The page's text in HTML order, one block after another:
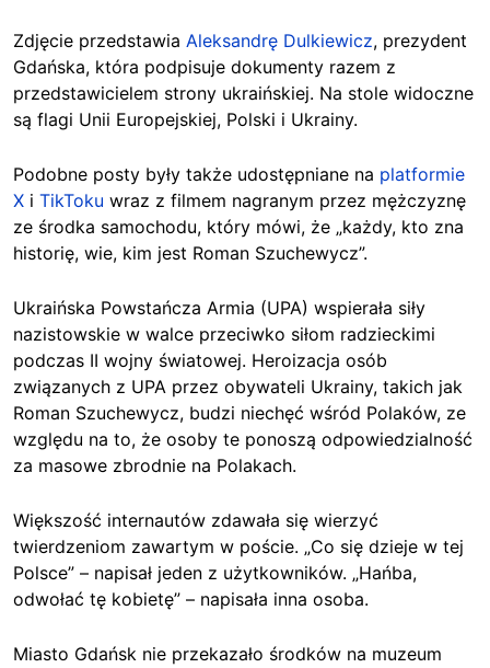
Zdjęcie przedstawia Aleksandrę Dulkiewicz, prezydent
Gdańska, która podpisuje dokumenty razem z
przedstawicielem strony ukraińskiej. Na stole widoczne
są flagi Unii Europejskiej, Polski i Ukrainy.
Podobne posty były także udostępniane na platformie
X i TikToku wraz z filmem nagranym przez mężczyznę
ze środka samochodu, który mówi, że „każdy, kto zna
historię, wie, kim jest Roman Szuchewycz”.
Ukraińska Powstańcza Armia (UPA) wspierała siły
nazistowskie w walce przeciwko siłom radzieckimi
podczas II wojny światowej. Heroizacja osób
związanych z UPA przez obywateli Ukrainy, takich jak
Roman Szuchewycz, budzi niechęć wśród Polaków, ze
względu na to, że osoby te ponoszą odpowiedzialność
za masowe zbrodnie na Polakach.
Większość internautów zdawała się wierzyć
twierdzeniom zawartym w poście. „Co się dzieje w tej
Polsce” – napisał jeden z użytkowników. „Hańba,
odwołać tę kobietę” – napisała inna osoba.
Miasto Gdańsk nie przekazało środków na muzeum